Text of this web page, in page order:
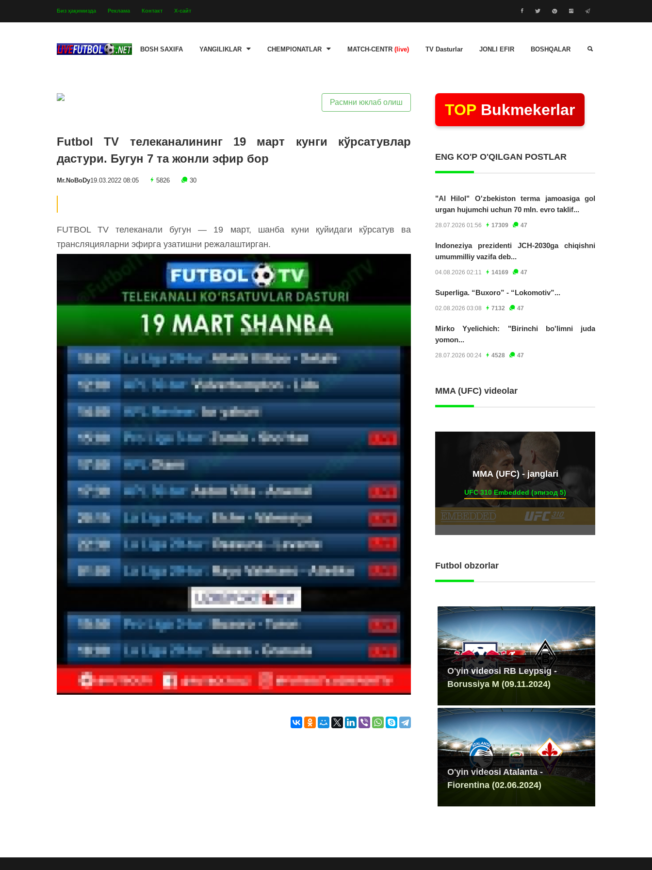
Биз ҳақимизда Реклама Контакт Х-сайт
BOSH SAXIFA YANGILIKLAR CHEMPIONATLAR MATCH-CENTR (live) TV Dasturlar JONLI EFIR BOSHQALAR
Расмни юклаб олиш
Futbol TV телеканалининг 19 март кунги кўрсатувлар
дастури. Бугун 7 та жонли эфир бор
Mr.NoBoDy19.03.2022 08:05 5826 30
FUTBOL TV телеканали бугун — 19 март, шанба куни қуйидаги кўрсатув ва
трансляцияларни эфирга узатишни режалаштирган.
TOP Bukmekerlar
ENG KO'P O'QILGAN POSTLAR
"Al Hilol" O'zbekiston terma jamoasiga gol
urgan hujumchi uchun 70 mln. evro taklif...
28.07.2026 01:56 17309 47
Indoneziya prezidenti JCH-2030ga chiqishni
umummilliy vazifa deb...
04.08.2026 02:11 14169 47
Superliga. “Buxoro” - “Lokomotiv”...
02.08.2026 03:08 7132 47
Mirko Yyelichich: "Birinchi bo'limni juda
yomon...
28.07.2026 00:24 4528 47
MMA (UFC) videolar
ММА (UFC) - janglari
UFC 310 Embedded (эпизод 5)
Futbol obzorlar
O'yin videosi RB Leypsig -
Borussiya M (09.11.2024)
O'yin videosi Atalanta -
Fiorentina (02.06.2024)